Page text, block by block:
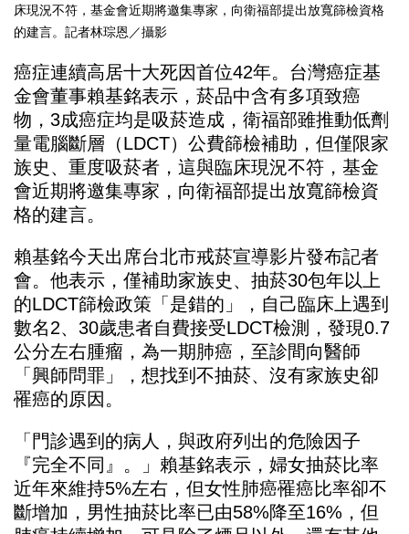
床現況不符，基金會近期將邀集專家，向衛福部提出放寬篩檢資格
的建言。記者林琮恩／攝影
癌症連續高居十大死因首位42年。台灣癌症基
金會董事賴基銘表示，菸品中含有多項致癌
物，3成癌症均是吸菸造成，衛福部雖推動低劑
量電腦斷層（LDCT）公費篩檢補助，但僅限家
族史、重度吸菸者，這與臨床現況不符，基金
會近期將邀集專家，向衛福部提出放寬篩檢資
格的建言。
賴基銘今天出席台北市戒菸宣導影片發布記者
會。他表示，僅補助家族史、 抽菸30包年以上
的LDCT篩檢政策「是錯的」，自己臨床上遇到
數名2、30歲患者自費接受LDCT檢測，發現0.7
公分左右腫瘤，為一期肺癌，至診間向醫師
「興師問罪」，想找到不抽菸、沒有家族史卻
罹癌的原因。
「門診遇到的病人，與政府列出的危險因子
『完全不同』。」賴基銘表示，婦女抽菸比率
近年來維持5%左右，但女性肺癌罹癌比率卻不
斷增加，男性抽菸比率已由58%降至16%，但